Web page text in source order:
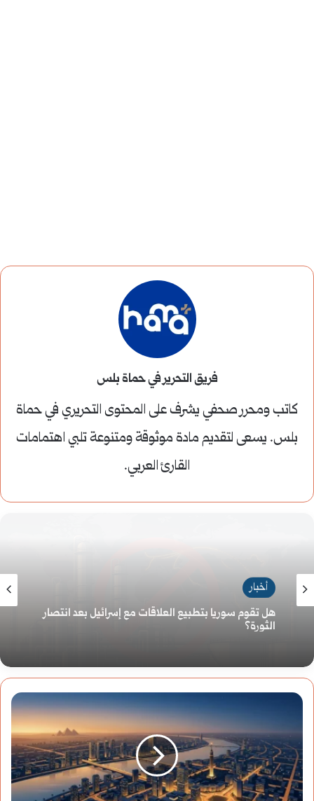
فريق التحرير في حماة بلس
كاتب ومحرر صحفي يشرف على المحتوى التحريري في حماة
بلس. يسعى لتقديم مادة موثوقة ومتنوعة تلبي اهتمامات
القارئ العربي.
أخبار
روسيا تُوسّع حظر تصدير البنزين: درعٌ محلي في زمن
الاضطراب العالمي
مصر
تُفعّل
العمل
عن